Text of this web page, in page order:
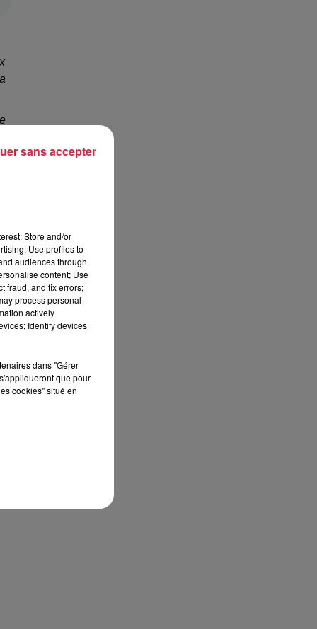
Store and/or
Use profiles to
audiences through
content; Use
fraud, and fix errors;
process personal
actively
Identify devices
dans "Gérer
que pour
cookies" situé en
sans accepter